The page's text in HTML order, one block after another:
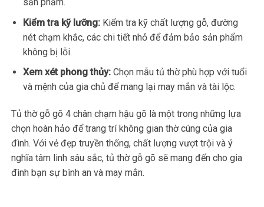
Kiểm tra kỹ lưỡng: Kiểm tra kỹ chất lượng gỗ, đường
nét chạm khắc, các chi tiết nhỏ để đảm bảo sản phẩm
không bị lỗi.
Xem xét phong thủy:Chọn mẫu tủ thờ phù hợp với tuổi
và mệnh của gia chủ để mang lại may mắn và tài lộc.
Tủ thờ gỗ gõ 4 chân chạm hậu gõ là một trong những lựa
chọn hoàn hảo để trang trí không gian thờ cúng của gia
đình. Với vẻ đẹp truyền thống, chất lượng vượt trội và ý
nghĩa tâm linh sâu sắc, tủ thờ gỗ gõ sẽ mang đến cho gia
đình bạn sự bình an và may mắn.